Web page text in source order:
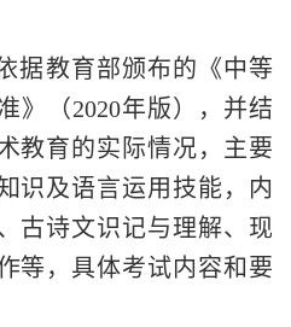
据教育部颁布的 《中等
》
（2020年版），并结
教育的实际情况，主要
识及语言运用技能，内
古诗文识记与理解、现
等，具体考试内容和要